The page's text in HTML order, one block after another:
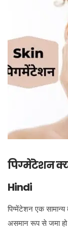
पिग्मेंटेशन
Hindi
पिग्मेंटेशन एक
असमान रूप से जमा हो